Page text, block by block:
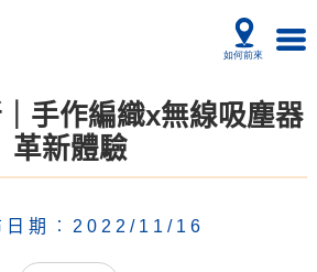
手作編織x無線吸塵器
革新體驗
日期︰2022/11/16